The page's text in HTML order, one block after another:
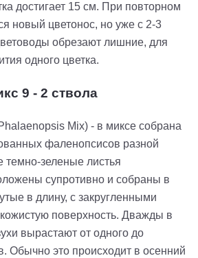
достигает 15 см. При повторном
новый цветонос, но уже с 2-3
обрезают лишние, для
одного цветка.
9 - 2 ствола
Mix) - в миксе собрана
фаленопсисов разной
темно-зеленые листья
супротивно и собраны в
в длину, с закругленными
поверхность. Дважды в
вырастают от одного до
Обычно это происходит в осенний